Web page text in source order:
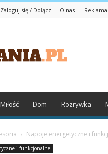
Zaloguj się / Dołącz O nas Reklama
Miłość Dom Rozrywka
Napoje energetyczne i
i funkcjonalne